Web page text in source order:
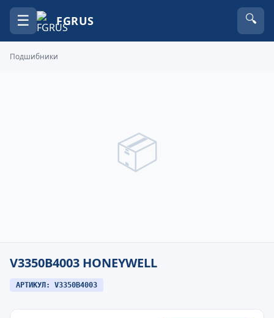
☰ FGRUS 🔍
Подшибники
📦
V3350B4003 HONEYWELL
АРТИКУЛ: V3350B4003